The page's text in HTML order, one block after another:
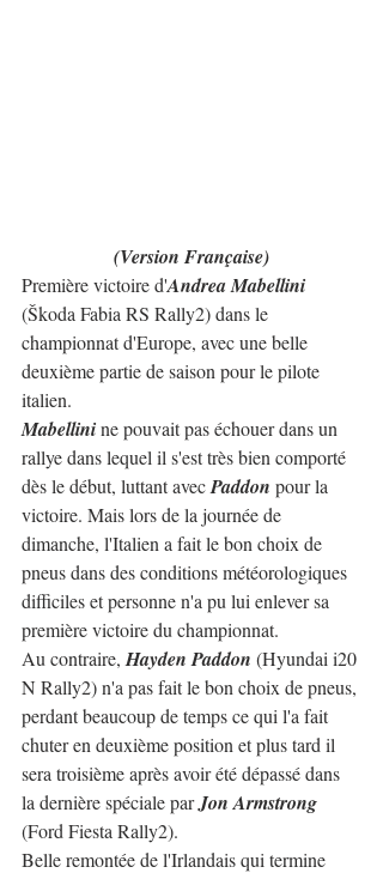
(Version Française)
Première victoire d'Andrea Mabellini
(Škoda Fabia RS Rally2) dans le
championnat d'Europe, avec une belle
deuxième partie de saison pour le pilote
italien.
Mabellini ne pouvait pas échouer dans un
rallye dans lequel il s'est très bien comporté
dès le début, luttant avec Paddon pour la
victoire. Mais lors de la journée de
dimanche, l'Italien a fait le bon choix de
pneus dans des conditions météorologiques
difficiles et personne n'a pu lui enlever sa
première victoire du championnat.
Au contraire, Hayden Paddon (Hyundai i20
N Rally2) n'a pas fait le bon choix de pneus,
perdant beaucoup de temps ce qui l'a fait
chuter en deuxième position et plus tard il
sera troisième après avoir été dépassé dans
la dernière spéciale par Jon Armstrong
(Ford Fiesta Rally2).
Belle remontée de l'Irlandais qui termine